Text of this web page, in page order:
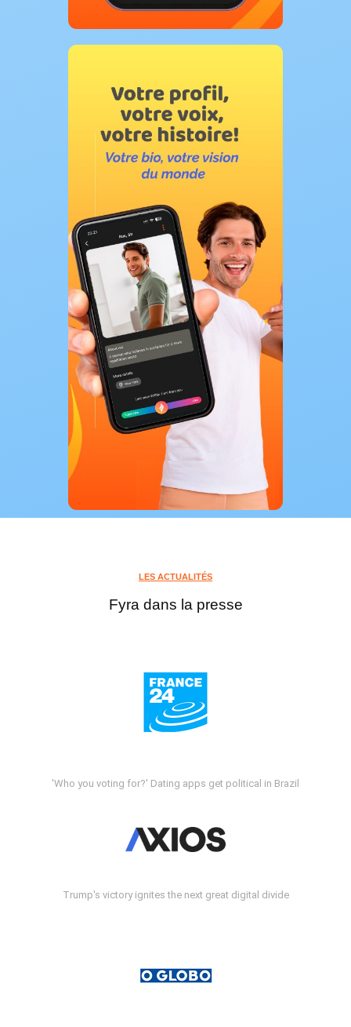
LES ACTUALITÉS
Fyra dans la presse
'Who you voting for?' Dating apps get political in Brazil
Trump's victory ignites the next great digital divide